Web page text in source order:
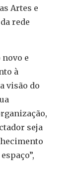
Artes e
rede
e
à
visão do
seja